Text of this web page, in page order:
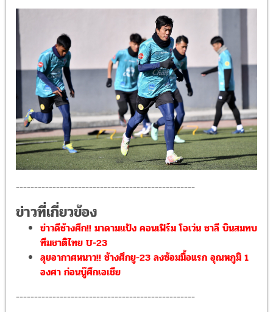
-------------------------------------------------
ข่าวที่เกี่ยวข้อง
ข่าวดีช้างศึก!! มาดามแป้ง คอนเฟิร์ม โอเว่น ชาลี บินสมทบ
ทีมชาติไทย U-23
ลุยอากาศหนาว!! ช้างศึกยู-23 ลงซ้อมมื้อแรก อุณหภูมิ 1
องศา ก่อนบู๊ศึกเอเชีย
-------------------------------------------------